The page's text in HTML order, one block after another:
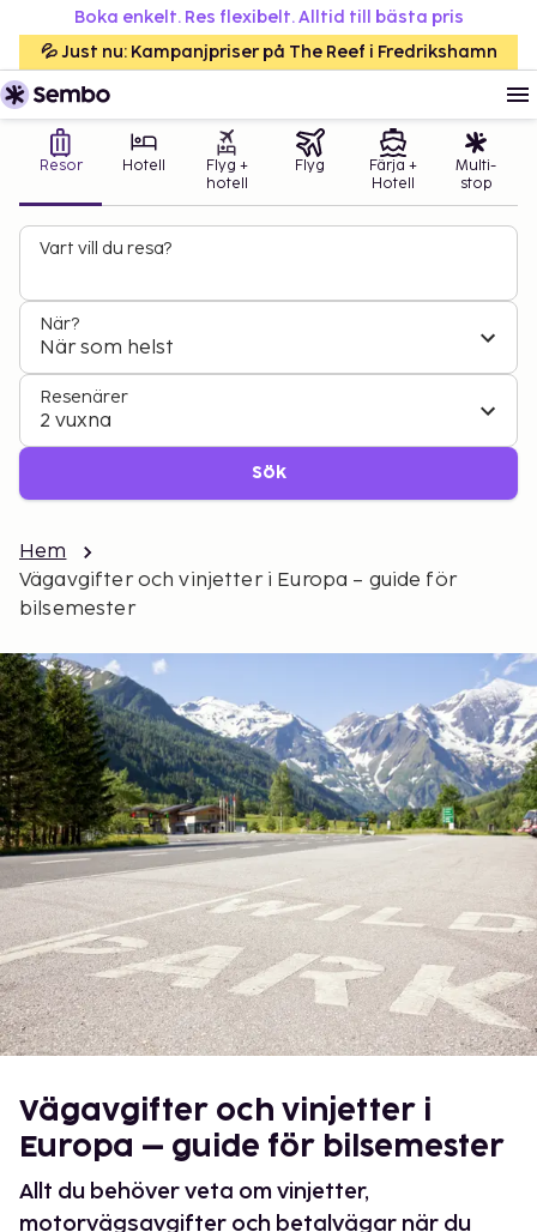
Boka enkelt. Res flexibelt. Alltid till bästa pris
💦 Just nu: Kampanjpriser på The Reef i Fredrikshamn
Resor Hotell
Flyg +
hotell
Flyg
Färja +
Hotell
Multi-
stop
Vart vill du resa?
När?
När som helst
Resenärer
2 vuxna
Sök
Hem
Vägavgifter och vinjetter i Europa – guide för
bilsemester
Vägavgifter och vinjetter i
Europa – guide för bilsemester
Allt du behöver veta om vinjetter,
motorvägsavgifter och betalvägar när du